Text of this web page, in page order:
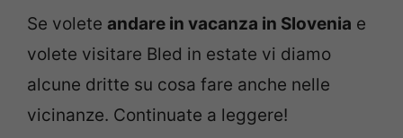
Se volete andare in vacanza in Slovenia e
volete visitare Bled in estate vi diamo
alcune dritte su cosa fare anche nelle
vicinanze. Continuate a leggere!